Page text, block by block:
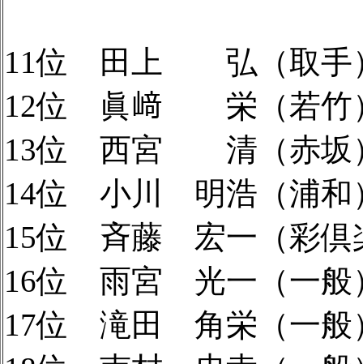
11位 田上 弘（取手
12位 眞﨑 栄（若竹
13位 西宮 清（赤坂
14位 小川 明浩（浦和
15位 斉藤 宏一（彩倶
16位 雨宮 光一（一般
17位 滝田 角栄（一般